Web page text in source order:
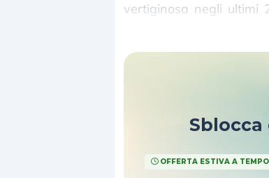
vertiginosa negli ultimi
OFFERTA ESTIVA A